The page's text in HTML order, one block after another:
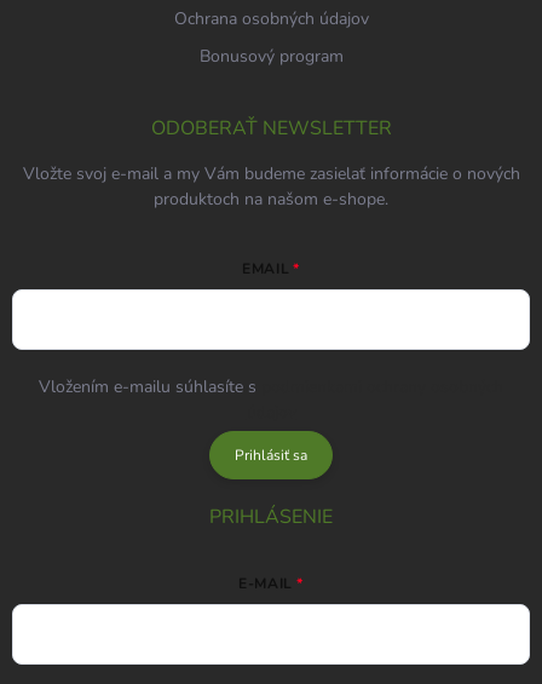
Ochrana osobných údajov
Bonusový program
ODOBERAŤ NEWSLETTER
Vložte svoj e-mail a my Vám budeme zasielať informácie o nových
produktoch na našom e-shope.
EMAIL
Vložením e-mailu súhlasíte s
Prihlásiť sa
PRIHLÁSENIE
E-MAIL